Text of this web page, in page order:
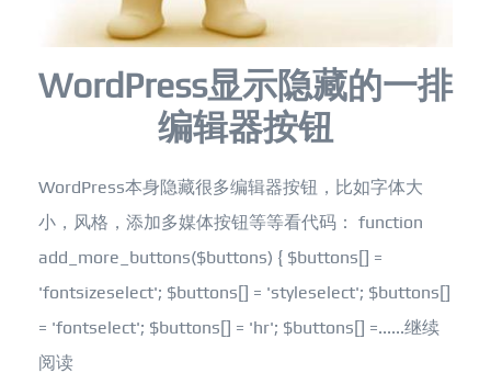
WordPress显示隐藏的一排
编辑器按钮
WordPress本身隐藏很多编辑器按钮，比如字体大
小，风格，添加多媒体按钮等等看代码： function
add_more_buttons($buttons) { $buttons[] =
'fontsizeselect'; $buttons[] = 'styleselect'; $buttons[]
= 'fontselect'; $buttons[] = 'hr'; $buttons[] =......继续
阅读